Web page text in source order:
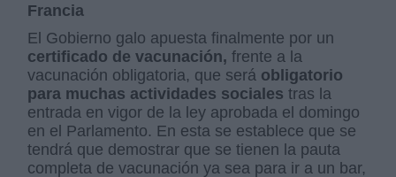
Francia
El Gobierno galo apuesta finalmente por un
certificado de vacunación, frente a la
vacunación obligatoria, que será obligatorio
para muchas actividades sociales tras la
entrada en vigor de la ley aprobada el domingo
en el Parlamento. En esta se establece que se
tendrá que demostrar que se tienen la pauta
completa de vacunación ya sea para ir a un bar,